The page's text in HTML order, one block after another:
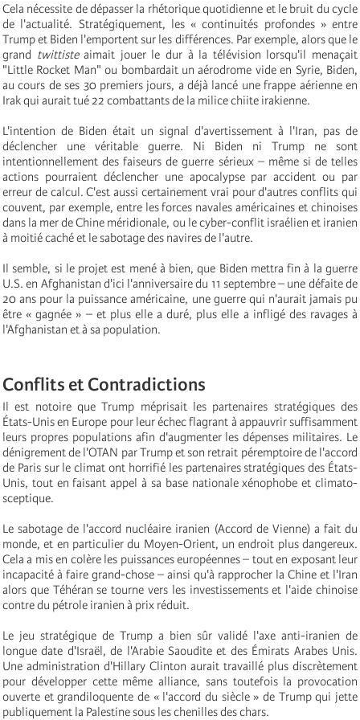
Cela nécessite de dépasser la rhétorique quotidienne et le bruit du cycle
de l'actualité. Stratégiquement, les « continuités profondes » entre
Trump et Biden l'emportent sur les différences. Par exemple, alors que le
grand twittisteaimait jouer le dur à la télévision lorsqu'il menaçait
"Little Rocket Man" ou bombardait un aérodrome vide en Syrie, Biden,
au cours de ses 30 premiers jours, a déjà lancé une frappe aérienne en
Irak qui aurait tué 22 combattants de la milice chiite irakienne.
L'intention de Biden était un signal d'avertissement à l'Iran, pas de
déclencher une véritable guerre. Ni Biden ni Trump ne sont
intentionnellement des faiseurs de guerre sérieux – même si de telles
actions pourraient déclencher une apocalypse par accident ou par
erreur de calcul. C'est aussi certainement vrai pour d'autres conflits qui
couvent, par exemple, entre les forces navales américaines et chinoises
dans la mer de Chine méridionale, ou le cyber-conflit israélien et iranien
à moitié caché et le sabotage des navires de l'autre.
Il semble, si le projet est mené à bien, que Biden mettra fin à la guerre
U.S. en Afghanistan d'ici l'anniversaire du 11 septembre – une défaite de
20 ans pour la puissance américaine, une guerre qui n'aurait jamais pu
être « gagnée » – et plus elle a duré, plus elle a infligé des ravages à
l'Afghanistan et à sa population.
Conflits et Contradictions
Il est notoire que Trump méprisait les partenaires stratégiques des
États-Unis en Europe pour leur échec flagrant à appauvrir suffisamment
leurs propres populations afin d'augmenter les dépenses militaires. Le
dénigrement de l'OTAN par Trump et son retrait péremptoire de l'accord
de Paris sur le climat ont horrifié les partenaires stratégiques des États-
Unis, tout en faisant appel à sa base nationale xénophobe et climato-
sceptique.
Le sabotage de l'accord nucléaire iranien (Accord de Vienne) a fait du
monde, et en particulier du Moyen-Orient, un endroit plus dangereux.
Cela a mis en colère les puissances européennes – tout en exposant leur
incapacité à faire grand-chose – ainsi qu'à rapprocher la Chine et l'Iran
alors que Téhéran se tourne vers les investissements et l'aide chinoise
contre du pétrole iranien à prix réduit.
Le jeu stratégique de Trump a bien sûr validé l'axe anti-iranien de
longue date d'Israël, de l'Arabie Saoudite et des Émirats Arabes Unis.
Une administration d'Hillary Clinton aurait travaillé plus discrètement
pour développer cette même alliance, sans toutefois la provocation
ouverte et grandiloquente de « l'accord du siècle » de Trump qui jette
publiquement la Palestine sous les chenilles des chars.